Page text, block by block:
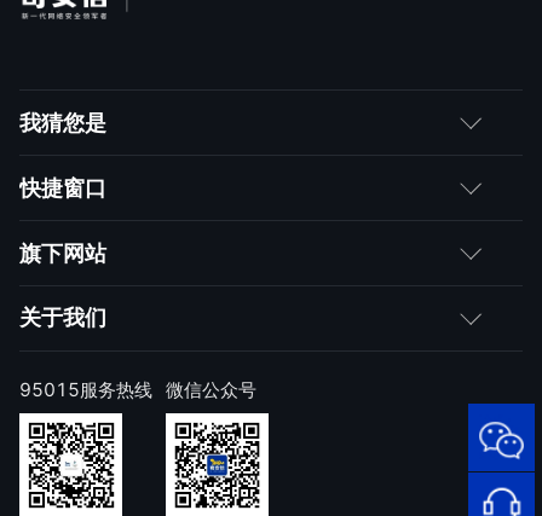
95015
网络安
我猜您是
客户
合作伙伴
求职者
快捷窗口
如何购买
产品注册与激活
样本上报
奇安信天守安全软件
顽固病毒专杀工具
旗下网站
网神
技术研究院
威胁情报中心
关于我们
公司简介
公司新闻
发展历程
95015服务热线 微信公众号